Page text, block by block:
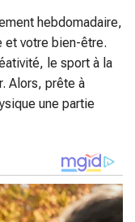
hebdomadaire,
et votre bien-être.
le sport à la
Alors, prête à
une partie